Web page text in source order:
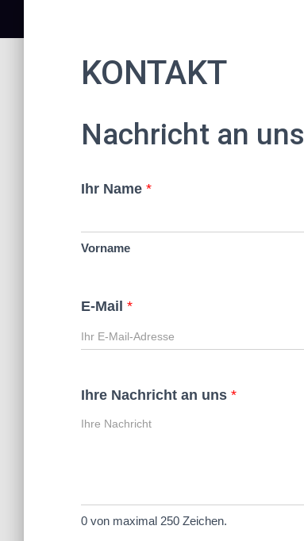
KONTAKT
Nachricht an uns
Ihr Name *
Vorname
E-Mail *
Ihre Nachricht an uns *
0 von maximal 250 Zeichen.